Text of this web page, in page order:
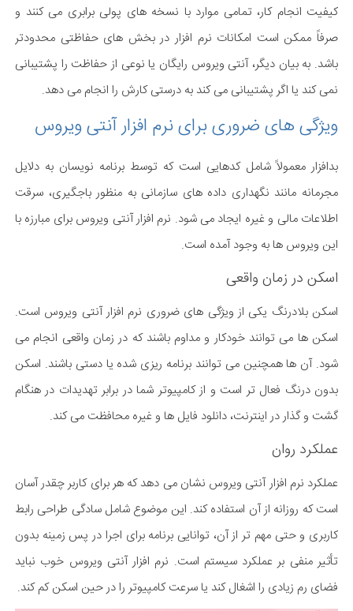
کیفیت انجام کار، تمامی موارد با نسخه های پولی برابری می کنند و
صرفاً ممکن است امکانات نرم افزار در بخش های حفاظتی محدودتر
باشد. به بیان دیگر، آنتی ویروس رایگان یا نوعی از حفاظت را پشتیبانی
نمی کند یا اگر پشتیبانی می کند به درستی کارش را انجام می دهد.
ویژگی های ضروری برای نرم افزار آنتی ویروس
بدافزار معمولاً شامل کدهایی است که توسط برنامه نویسان به دلایل
مجرمانه مانند نگهداری داده های سازمانی به منظور باجگیری، سرقت
اطلاعات مالی و غیره ایجاد می شود. نرم افزار آنتی ویروس برای مبارزه با
این ویروس ها به وجود آمده است.
اسکن در زمان واقعی
اسکن بلادرنگ یکی از ویژگی های ضروری نرم افزار آنتی ویروس است.
اسکن ها می توانند خودکار و مداوم باشند که در زمان واقعی انجام می
شود. آن ها همچنین می توانند برنامه ریزی شده یا دستی باشند. اسکن
بدون درنگ فعال تر است و از کامپیوتر شما در برابر تهدیدات در هنگام
گشت و گذار در اینترنت، دانلود فایل ها و غیره محافظت می کند.
عملکرد روان
عملکرد نرم افزار آنتی ویروس نشان می دهد که هر برای کاربر چقدر آسان
است که روزانه از آن استفاده کند. این موضوع شامل سادگی طراحی رابط
کاربری و حتی مهم تر از آن، توانایی برنامه برای اجرا در پس زمینه بدون
تأثیر منفی بر عملکرد سیستم است. نرم افزار آنتی ویروس خوب نباید
فضای رم زیادی را اشغال کند یا سرعت کامپیوتر را در حین اسکن کم کند.